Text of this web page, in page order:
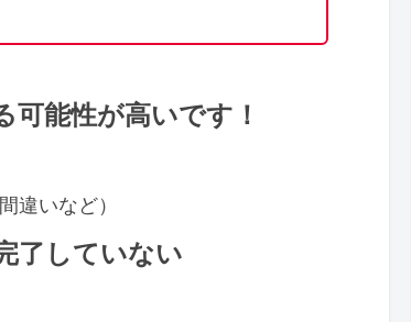
能性が高いです！
違いなど）
了していない